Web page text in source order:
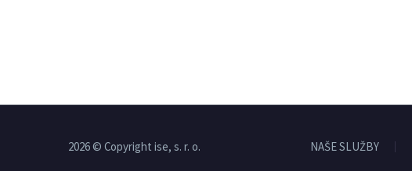
NAŠE SLUŽBY
2026 © Copyright ise, s. r. o.